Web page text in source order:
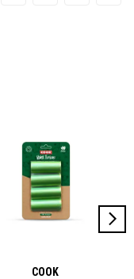
COOK